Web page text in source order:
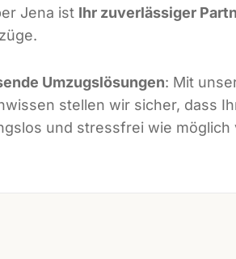
Jena ist Ihr zuverlässiger
Umzugslösungen: Mit
stellen wir sicher, dass
und stressfrei wie möglich